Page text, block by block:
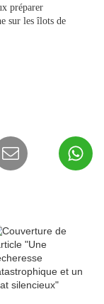
préparer
sur les îlots de